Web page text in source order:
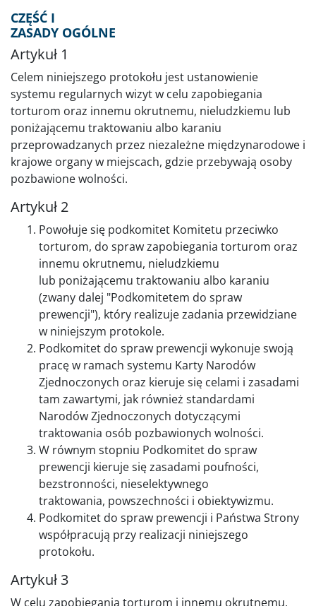
CZĘŚĆ I
ZASADY OGÓLNE
Artykuł 1
Celem niniejszego protokołu jest ustanowienie
systemu regularnych wizyt w celu zapobiegania
torturom oraz innemu okrutnemu, nieludzkiemu lub
poniżającemu traktowaniu albo karaniu
przeprowadzanych przez niezależne międzynarodowe i
krajowe organy w miejscach, gdzie przebywają osoby
pozbawione wolności.
Artykuł 2
Powołuje się podkomitet Komitetu przeciwko
torturom, do spraw zapobiegania torturom oraz
innemu okrutnemu, nieludzkiemu
lub poniżającemu traktowaniu albo karaniu
(zwany dalej "Podkomitetem do spraw
prewencji"), który realizuje zadania przewidziane
w niniejszym protokole.
Podkomitet do spraw prewencji wykonuje swoją
pracę w ramach systemu Karty Narodów
Zjednoczonych oraz kieruje się celami i zasadami
tam zawartymi, jak również standardami
Narodów Zjednoczonych dotyczącymi
traktowania osób pozbawionych wolności.
W równym stopniu Podkomitet do spraw
prewencji kieruje się zasadami poufności,
bezstronności, nieselektywnego
traktowania, powszechności i obiektywizmu.
Podkomitet do spraw prewencji i Państwa Strony
współpracują przy realizacji niniejszego
protokołu.
Artykuł 3
W celu zapobiegania torturom i innemu okrutnemu,